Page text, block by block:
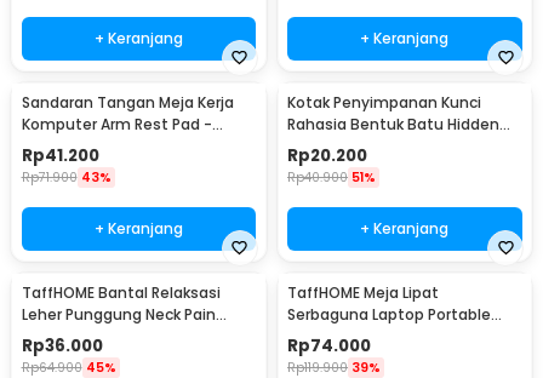
+ Keranjang + Keranjang
Sandaran Tangan Meja Kerja
Komputer Arm Rest Pad -
91526
Rp41.200
Rp71.900 43%
+ Keranjang
Kotak Penyimpanan Kunci
Rahasia Bentuk Batu Hidden
Key Box - B0521
Rp20.200
Rp40.900 51%
+ Keranjang
TaffHOME Bantal Relaksasi
Leher Punggung Neck Pain
Relief - HBF001
Rp36.000
Rp64.900 45%
TaffHOME Meja Lipat
Serbaguna Laptop Portable
Desk Minimalist Design - BO60
Rp74.000
Rp119.900 39%